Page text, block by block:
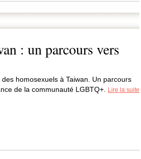
: un parcours vers
homosexuels à Taiwan. Un parcours
de la communauté LGBTQ+.
Lire la suite